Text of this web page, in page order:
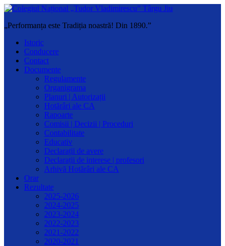
„Performanța este Tradiția noastră! Din 1890.”
Istoric
Conducere
Contact
Documente
Regulamente
Organigrama
Planuri | Autorizații
Hotărâri ale CA
Rapoarte
Comisii | Decizii | Proceduri
Contabilitate
Educativ
Declarații de avere
Declarații de interese | profesori
Arhivă Hotărâri ale CA
Orar
Rezultate
2025-2026
2024-2025
2023-2024
2022-2023
2021-2022
2020-2021